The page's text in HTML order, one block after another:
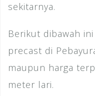
sekitarnya.
Berikut dibawah
precast di
maupun harga
meter lari.